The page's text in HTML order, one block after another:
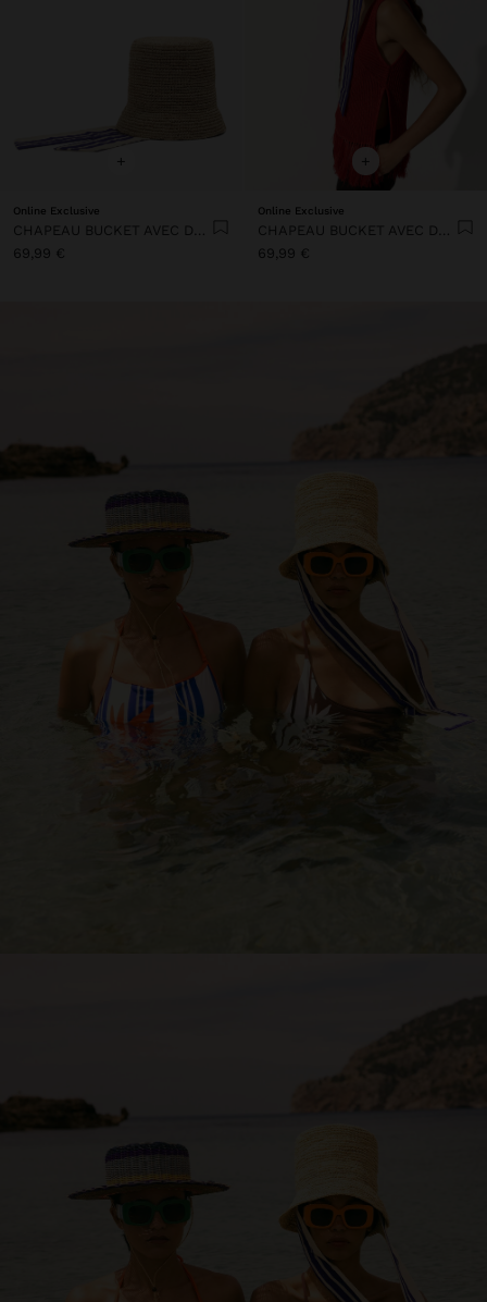
+
Online Exclusive
CHAPEAU BUCKET AVEC DES BANDES RAYÉES
69,99 €
+
Online Exclusive
CHAPEAU BUCKET AVEC DES BANDES RAYÉES
69,99 €